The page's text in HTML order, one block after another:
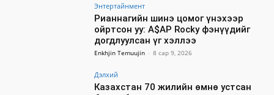
Энтертайнмент
Рианнагийн шинэ цомог үнэхээр
ойртсон уу: A$AP Rocky фэнүүдийг
догдлуулсан үг хэллээ
Enkhjin Temuujin - 8 сар 9, 2026
Дэлхий
Казахстан 70 жилийн өмнө устсан